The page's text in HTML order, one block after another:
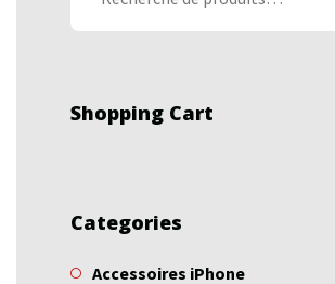
pour :
Shopping Cart
Categories
Accessoires iPhone